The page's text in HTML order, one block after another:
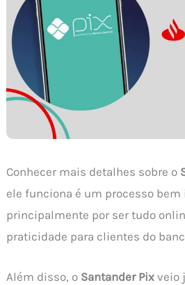
Conhecer mais detalhes sobre o
ele funciona é um processo
principalmente por ser tudo
praticidade para clientes do
Além disso, o Santander Pix veio